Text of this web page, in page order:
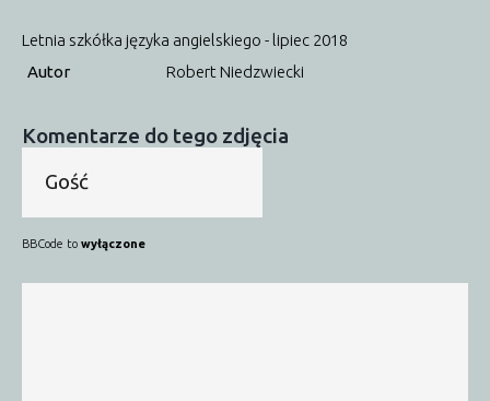
Letnia szkółka języka angielskiego - lipiec 2018
Autor
Robert Niedzwiecki
Komentarze do tego zdjęcia
BBCode to wyłączone